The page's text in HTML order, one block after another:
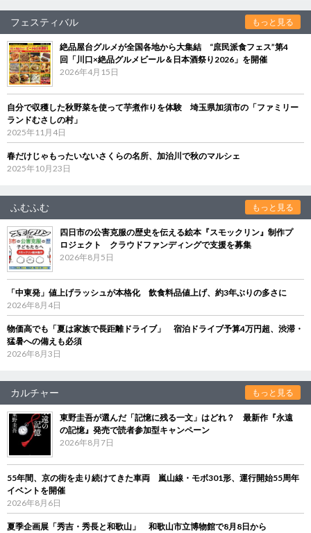
フェスティバル もっと見る
絶品屋台グルメが全国各地から大集結 “庶民派食フェス”第4
回「川口×絶品グルメビール＆日本酒祭り2026」を開催
2026年4月15日
自分で収穫した秋野菜を使って芋煮作りを体験 埼玉県加須市の「ファミリー
ランドむさしの村」
2025年11月4日
春だけじゃもったいないさくらの名所、加治川で秋のマルシェ
2025年10月23日
ふむふむ もっと見る
四日市の公害克服の歴史を伝える絵本『スモックリン』制作プ
ロジェクト クラウドファンディングで支援を募集
2026年8月5日
「中東発」値上げラッシュが本格化 飲食料品値上げ、約3年ぶりの多さに
2026年8月4日
物価高でも「夏は家族で長距離ドライブ」 宿泊ドライブ予算4万円超、渋滞・
猛暑への備えも必須
2026年8月3日
カルチャー もっと見る
東野圭吾が選んだ「記憶に残る一文」はどれ？ 最新作『永遠
の記憶』発売で読者参加型キャンペーン
2026年8月7日
55年間、京の街を走り続けてきた車両 嵐山線・モボ301形、運行開始55周年
イベントを開催
2026年8月6日
夏季企画展「秀吉・秀長と和歌山」 和歌山市立博物館で8月8日から